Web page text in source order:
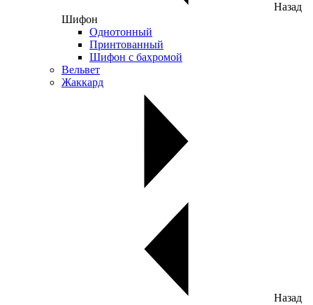
Назад
Шифон
Однотонный
Принтованный
Шифон с бахромой
Вельвет
Жаккард
Назад